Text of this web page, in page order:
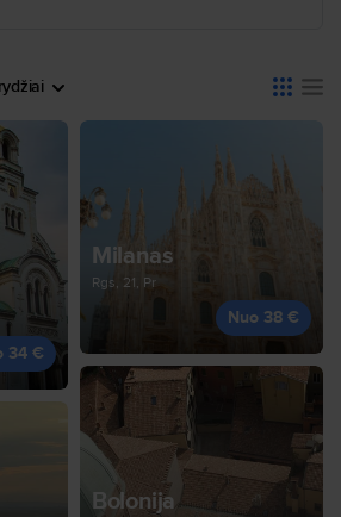
34 €
Milanas
Rgs, 21, Pr
Nuo 38 €
Bolonija